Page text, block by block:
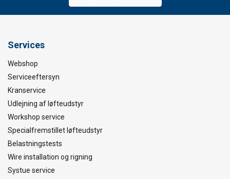
Services
Webshop
Serviceeftersyn
Kranservice
Udlejning af løfteudstyr
Workshop service
Specialfremstillet løfteudstyr
Belastningstests
Wire installation og rigning
Systue service